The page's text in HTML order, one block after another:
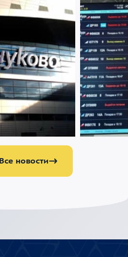
в районе
Внуково
22 ИЮЛЯ 2026
Меняемся
Все новости